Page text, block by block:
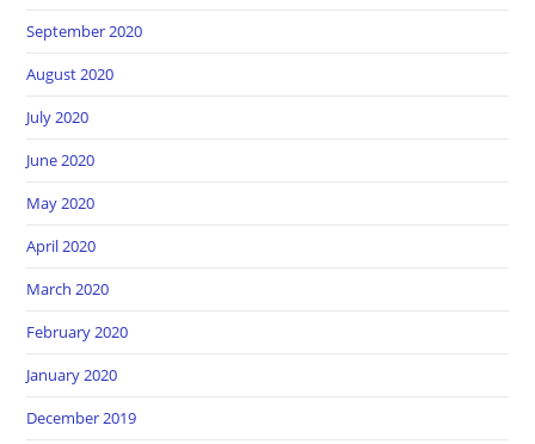
September 2020
August 2020
July 2020
June 2020
May 2020
April 2020
March 2020
February 2020
January 2020
December 2019